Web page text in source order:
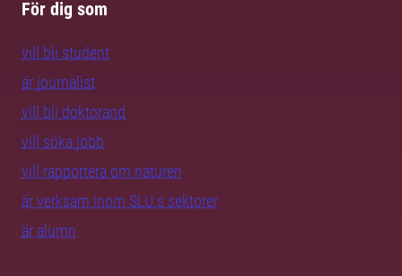
För dig som
vill bli student
är journalist
vill bli doktorand
vill söka jobb
vill rapportera om naturen
är verksam inom SLU:s sektorer
är alumn